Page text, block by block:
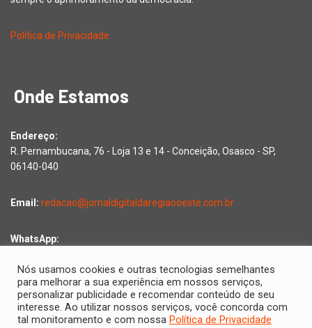
Política de Privacidade
Onde Estamos
Endereço:
R. Pernambucana, 76 - Loja 13 e 14 - Conceição, Osasco - SP,
06140-040
Email: redacao@jornaldigitaldaregiaooeste.com.br
WhatsApp:
Copyright © 2026 Jornal Digital da Região Oeste | Desenvolvido
Nós usamos cookies e outras tecnologias semelhantes
para melhorar a sua experiência em nossos serviços,
personalizar publicidade e recomendar conteúdo de seu
interesse. Ao utilizar nossos serviços, você concorda com
tal monitoramento e com nossa Política de Privacidade